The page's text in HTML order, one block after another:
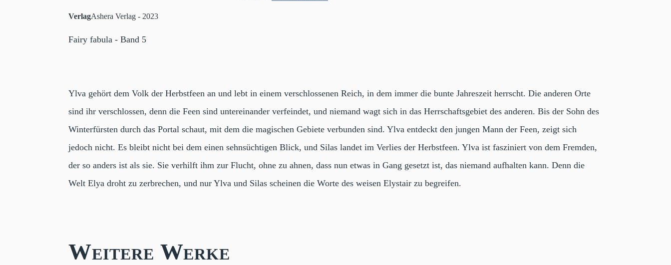
VerlagAshera Verlag - 2023
Fairy fabula - Band 5
Ylva gehört dem Volk der Herbstfeen an und lebt in einem verschlossenen Reich, in dem immer die bunte Jahreszeit herrscht. Die anderen Orte
sind ihr verschlossen, denn die Feen sind untereinander verfeindet, und niemand wagt sich in das Herrschaftsgebiet des anderen. Bis der Sohn des
Winterfürsten durch das Portal schaut, mit dem die magischen Gebiete verbunden sind. Ylva entdeckt den jungen Mann der Feen, zeigt sich
jedoch nicht. Es bleibt nicht bei dem einen sehnsüchtigen Blick, und Silas landet im Verlies der Herbstfeen. Ylva ist fasziniert von dem Fremden,
der so anders ist als sie. Sie verhilft ihm zur Flucht, ohne zu ahnen, dass nun etwas in Gang gesetzt ist, das niemand aufhalten kann. Denn die
Welt Elya droht zu zerbrechen, und nur Ylva und Silas scheinen die Worte des weisen Elystair zu begreifen.
Weitere Werke